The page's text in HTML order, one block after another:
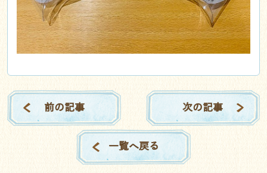
前の記事
一覧へ戻る
次の記事